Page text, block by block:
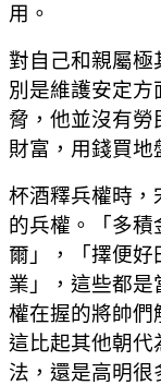
用。
對自己和親屬極
別是維護安定方
脅，他並沒有勞
財富，用錢買地
杯酒釋兵權時，
的兵權。「多積
爾」，「擇便好
業」，這些都是
權在握的將帥們
這比起其他朝代
法，還是高明很